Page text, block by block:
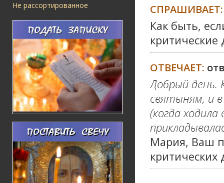
Не рассортированное
СПРАШИВАЕТ:
Как быть,
критические
ОТВЕЧАЕТ:
Добрый день.
святыням, и
(когда
Мария, Ваш
критических